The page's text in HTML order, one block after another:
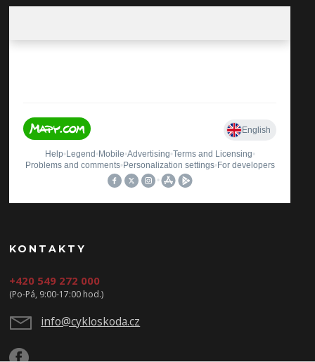
KONTAKTY
+420 549 272 000
(Po-Pá, 9:00-17:00 hod.)
info@cykloskoda.cz